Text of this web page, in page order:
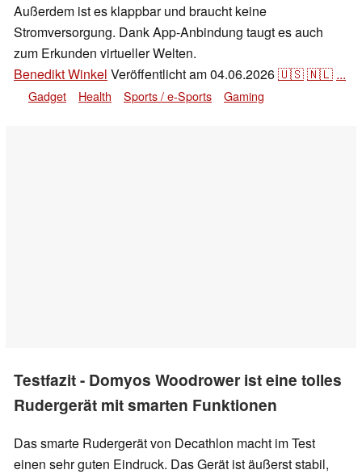
Außerdem ist es klappbar und braucht keine
Stromversorgung. Dank App-Anbindung taugt es auch
zum Erkunden virtueller Welten.
Benedikt Winkel Veröffentlicht am04.06.2026🇺🇸🇳🇱 ...
Gadget Health Sports / e-Sports Gaming
Testfazit - Domyos Woodrower ist eine tolles
Rudergerät mit smarten Funktionen
Das smarte Rudergerät von Decathlon macht im Test
einen sehr guten Eindruck. Das Gerät ist äußerst stabil,